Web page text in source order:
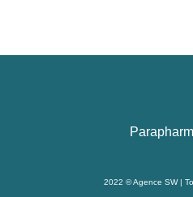
2022 ©Agence SW|